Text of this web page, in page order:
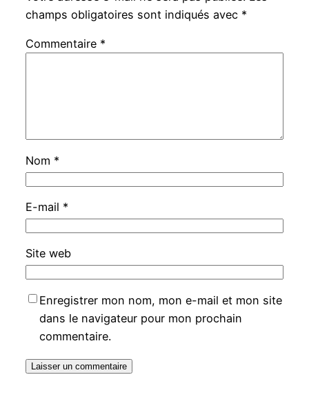
champs obligatoires sont indiqués avec *
Commentaire *
Nom *
E-mail *
Site web
Enregistrer mon nom, mon e-mail et mon site
dans le navigateur pour mon prochain
commentaire.